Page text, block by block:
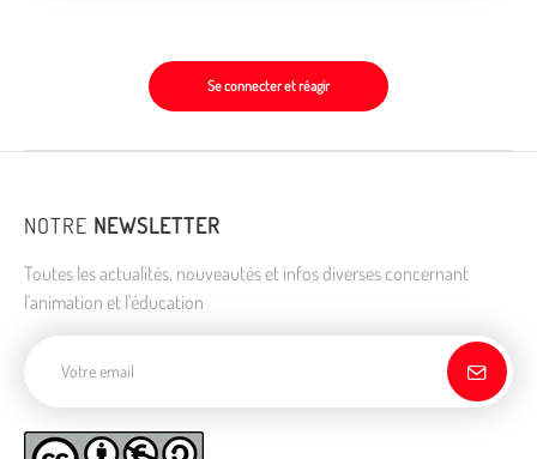
Se connecter et réagir
NOTRE NEWSLETTER
Toutes les actualités, nouveautés et infos diverses concernant
l'animation et l'éducation